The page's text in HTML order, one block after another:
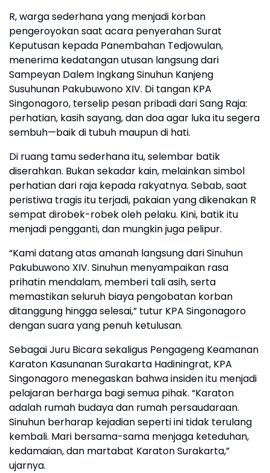
R, warga sederhana yang menjadi korban
pengeroyokan saat acara penyerahan Surat
Keputusan kepada Panembahan Tedjowulan,
menerima kedatangan utusan langsung dari
Sampeyan Dalem Ingkang Sinuhun Kanjeng
Susuhunan Pakubuwono XIV. Di tangan KPA
Singonagoro, terselip pesan pribadi dari Sang Raja:
perhatian, kasih sayang, dan doa agar luka itu segera
sembuh—baik di tubuh maupun di hati.
Di ruang tamu sederhana itu, selembar batik
diserahkan. Bukan sekadar kain, melainkan simbol
perhatian dari raja kepada rakyatnya. Sebab, saat
peristiwa tragis itu terjadi, pakaian yang dikenakan R
sempat dirobek-robek oleh pelaku. Kini, batik itu
menjadi pengganti, dan mungkin juga pelipur.
“Kami datang atas amanah langsung dari Sinuhun
Pakubuwono XIV. Sinuhun menyampaikan rasa
prihatin mendalam, memberi tali asih, serta
memastikan seluruh biaya pengobatan korban
ditanggung hingga selesai,” tutur KPA Singonagoro
dengan suara yang penuh ketulusan.
Sebagai Juru Bicara sekaligus Pengageng Keamanan
Karaton Kasunanan Surakarta Hadiningrat, KPA
Singonagoro menegaskan bahwa insiden itu menjadi
pelajaran berharga bagi semua pihak. “Karaton
adalah rumah budaya dan rumah persaudaraan.
Sinuhun berharap kejadian seperti ini tidak terulang
kembali. Mari bersama-sama menjaga keteduhan,
kedamaian, dan martabat Karaton Surakarta,”
ujarnya.